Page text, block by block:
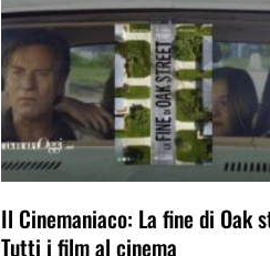
Il Cinemaniaco: La fine di Oak
Tutti i film al cinema